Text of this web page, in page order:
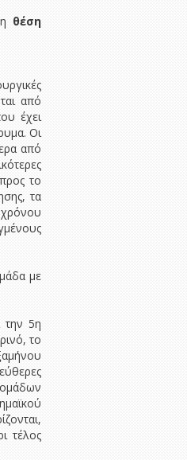
θέση
από
έχει
Οι
από
το
τα
χρόνου
με
την 5η
το
τέλος